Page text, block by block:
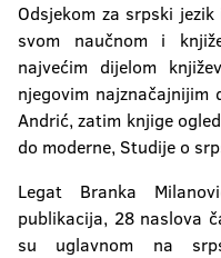
Odsjekom za srpski
svom naučnom i
najvećim dijelom
njegovim
Andrić, zatim knjige
do moderne, Studije o
Legat Branka
publikacija, 28 naslova
su uglavnom na